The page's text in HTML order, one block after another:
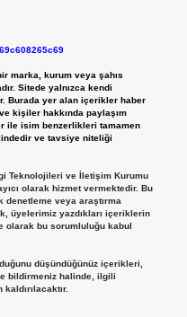
marka, kurum veya şahıs
Sitede yalnızca kendi
Burada yer alan içerikler haber
kişiler hakkında paylaşım
ile isim benzerlikleri tamamen
ve tavsiye niteliği
Teknolojileri ve İletişim Kurumu
olarak hizmet vermektedir. Bu
veya araştırma
üyelerimiz yazdıkları içeriklerin
olarak bu sorumluluğu kabul
düşündüğünüz içerikleri,
bildirmeniz halinde, ilgili